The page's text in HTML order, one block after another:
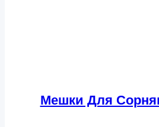
Мешки Для